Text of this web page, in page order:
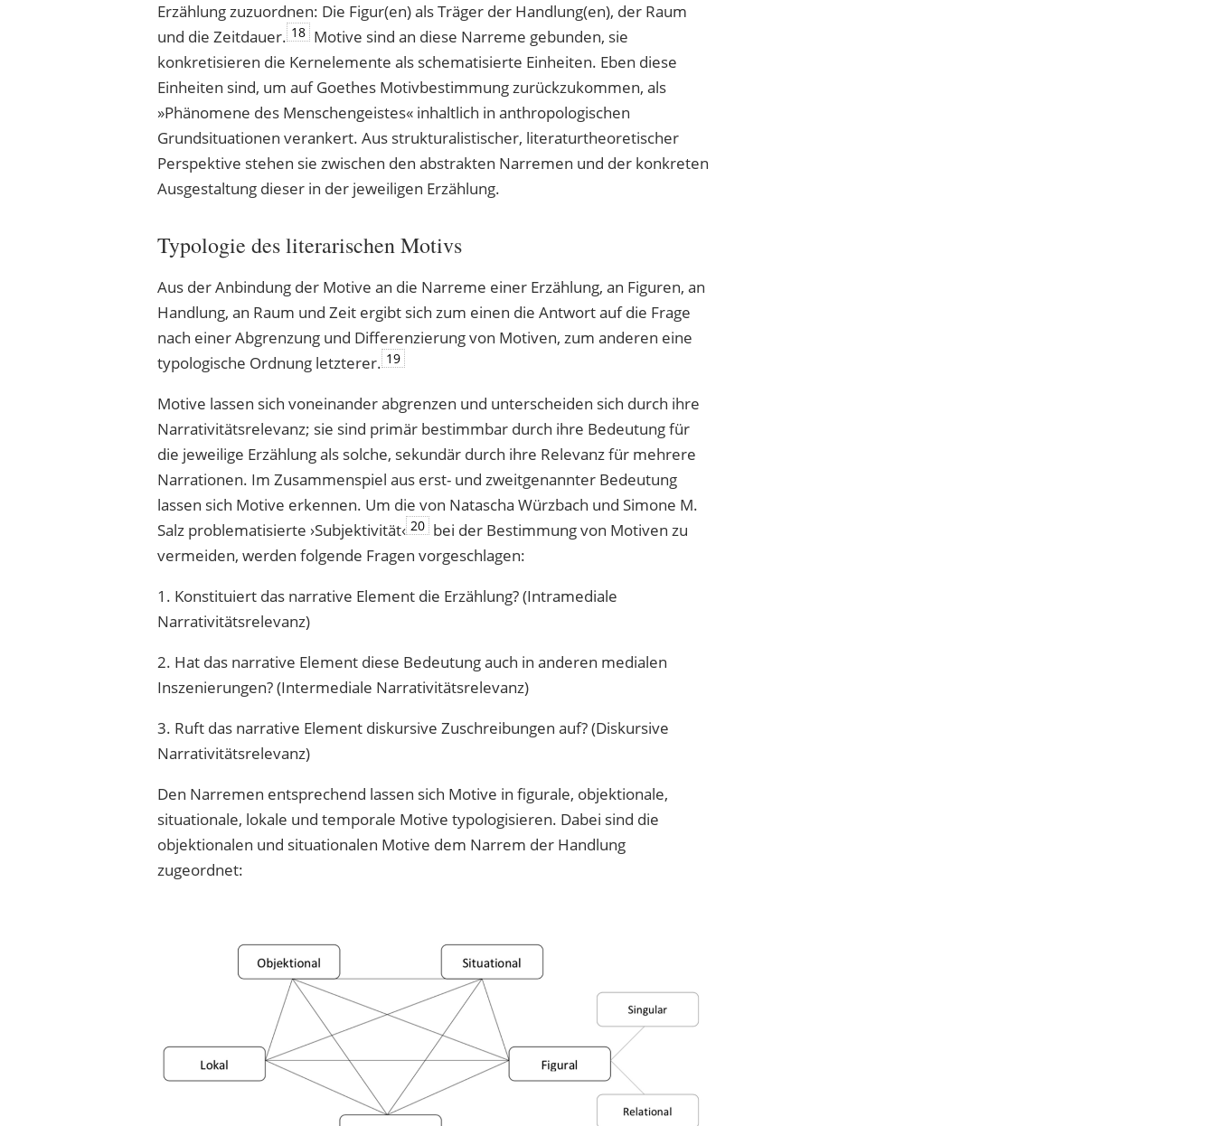
Erzählung zuzuordnen: Die Figur(en) als Träger der Handlung(en), der Raum
und die Zeitdauer. 18 Motive sind an diese Narreme gebunden, sie
konkretisieren die Kernelemente als schematisierte Einheiten. Eben diese
Einheiten sind, um auf Goethes Motivbestimmung zurückzukommen, als
»Phänomene des Menschengeistes« inhaltlich in anthropologischen
Grundsituationen verankert. Aus strukturalistischer, literaturtheoretischer
Perspektive stehen sie zwischen den abstrakten Narremen und der konkreten
Ausgestaltung dieser in der jeweiligen Erzählung.
Typologie des literarischen Motivs
Aus der Anbindung der Motive an die Narreme einer Erzählung, an Figuren, an
Handlung, an Raum und Zeit ergibt sich zum einen die Antwort auf die Frage
nach einer Abgrenzung und Differenzierung von Motiven, zum anderen eine
typologische Ordnung letzterer. 19
Motive lassen sich voneinander abgrenzen und unterscheiden sich durch ihre
Narrativitätsrelevanz; sie sind primär bestimmbar durch ihre Bedeutung für
die jeweilige Erzählung als solche, sekundär durch ihre Relevanz für mehrere
Narrationen. Im Zusammenspiel aus erst- und zweitgenannter Bedeutung
lassen sich Motive erkennen. Um die von Natascha Würzbach und Simone M.
Salz problematisierte ›Subjektivität‹ 20 bei der Bestimmung von Motiven zu
vermeiden, werden folgende Fragen vorgeschlagen:
1. Konstituiert das narrative Element die Erzählung? (Intramediale
Narrativitätsrelevanz)
2. Hat das narrative Element diese Bedeutung auch in anderen medialen
Inszenierungen? (Intermediale Narrativitätsrelevanz)
3. Ruft das narrative Element diskursive Zuschreibungen auf? (Diskursive
Narrativitätsrelevanz)
Den Narremen entsprechend lassen sich Motive in figurale, objektionale,
situationale, lokale und temporale Motive typologisieren. Dabei sind die
objektionalen und situationalen Motive dem Narrem der Handlung
zugeordnet: